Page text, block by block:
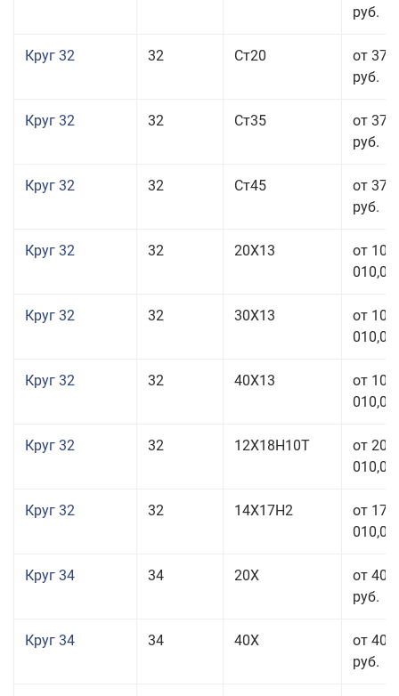
руб.
Круг 32 32 Ст20
от 37
руб.
Круг 32 32 Ст35
от 37
руб.
Круг 32 32 Ст45
от 37
руб.
Круг 32 32 20Х13
от 101
010,00
Круг 32 32 30Х13
от 101
010,00
Круг 32 32 40Х13
от 101
010,00
Круг 32 32 12Х18Н10Т
от 208
010,00
Круг 32 32 14Х17Н2
от 177
010,00
Круг 34 34 20Х
от 40
руб.
Круг 34 34 40Х
от 40
руб.